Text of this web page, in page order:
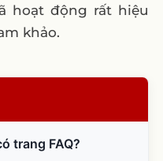
hoạt động rất hiệu
khảo.
trang FAQ?